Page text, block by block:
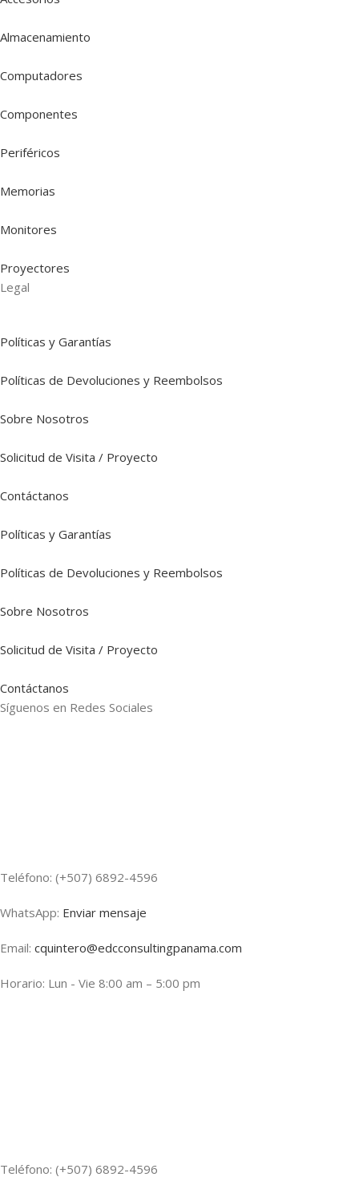
Almacenamiento
Computadores
Componentes
Periféricos
Memorias
Monitores
Proyectores
Legal
Políticas y Garantías
Políticas de Devoluciones y Reembolsos
Sobre Nosotros
Solicitud de Visita / Proyecto
Contáctanos
Políticas y Garantías
Políticas de Devoluciones y Reembolsos
Sobre Nosotros
Solicitud de Visita / Proyecto
Contáctanos
Síguenos en Redes Sociales
Teléfono: (+507) 6892-4596
WhatsApp: Enviar mensaje
Email: cquintero@edcconsultingpanama.com
Horario: Lun - Vie 8:00 am – 5:00 pm
Teléfono: (+507) 6892-4596